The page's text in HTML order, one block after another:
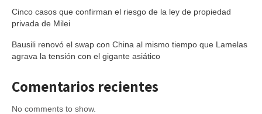
Cinco casos que confirman el riesgo de la ley de propiedad
privada de Milei
Bausili renovó el swap con China al mismo tiempo que Lamelas
agrava la tensión con el gigante asiático
Comentarios recientes
No comments to show.